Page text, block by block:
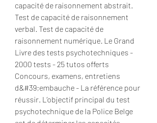
capacité de raisonnement abstrait.
Test de capacité de raisonnement
verbal. Test de capacité de
raisonnement numérique. Le Grand
Livre des tests psychotechniques -
2000 tests - 25 tutos offerts
Concours, examens, entretiens
d&#39;embauche - La référence pour
réussir. L’objectif principal du test
psychotechnique de la Police Belge